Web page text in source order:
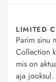
LIMITED
Parim sinu
Collection
mis on
aja jooksul.